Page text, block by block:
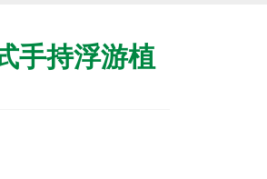
手持浮游植